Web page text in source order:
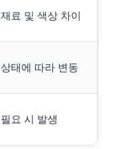
재료 및 색상 차이
상태에 따라 변동
필요 시 발생